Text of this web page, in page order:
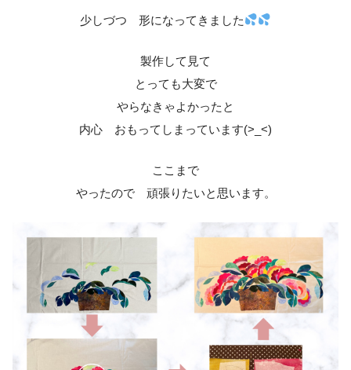
少しづつ 形になってきました
製作して見て
とっても大変で
やらなきゃよかったと
内心 おもってしまっています(>_<)
ここまで
やったので 頑張りたいと思います。